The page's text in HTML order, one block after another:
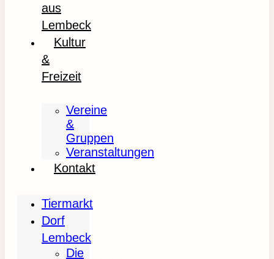
aus
Lembeck
Kultur
&
Freizeit
Vereine
&
Gruppen
Veranstaltungen
Kontakt
Tiermarkt
Dorf
Lembeck
Die